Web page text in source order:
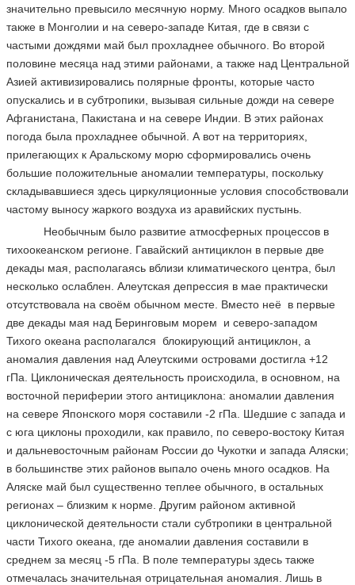
значительно превысило месячную норму. Много осадков выпало
также в Монголии и на северо-западе Китая, где в связи с
частыми дождями май был прохладнее обычного. Во второй
половине месяца над этими районами, а также над Центральной
Азией активизировались полярные фронты, которые часто
опускались и в субтропики, вызывая сильные дожди на севере
Афганистана, Пакистана и на севере Индии. В этих районах
погода была прохладнее обычной. А вот на территориях,
прилегающих к Аральскому морю сформировались очень
большие положительные аномалии температуры, поскольку
складывавшиеся здесь циркуляционные условия способствовали
частому выносу жаркого воздуха из аравийских пустынь.
Необычным было развитие атмосферных процессов в
тихоокеанском регионе. Гавайский антициклон в первые две
декады мая, располагаясь вблизи климатического центра, был
несколько ослаблен. Алеутская депрессия в мае практически
отсутствовала на своём обычном месте. Вместо неё в первые
две декады мая над Беринговым морем и северо-западом
Тихого океана располагался блокирующий антициклон, а
аномалия давления над Алеутскими островами достигла +12
гПа. Циклоническая деятельность происходила, в основном, на
восточной периферии этого антициклона: аномалии давления
на севере Японского моря составили -2 гПа. Шедшие с запада и
с юга циклоны проходили, как правило, по северо-востоку Китая
и дальневосточным районам России до Чукотки и запада Аляски;
в большинстве этих районов выпало очень много осадков. На
Аляске май был существенно теплее обычного, в остальных
регионах – близким к норме. Другим районом активной
циклонической деятельности стали субтропики в центральной
части Тихого океана, где аномалии давления составили в
среднем за месяц -5 гПа. В поле температуры здесь также
отмечалась значительная отрицательная аномалия. Лишь в